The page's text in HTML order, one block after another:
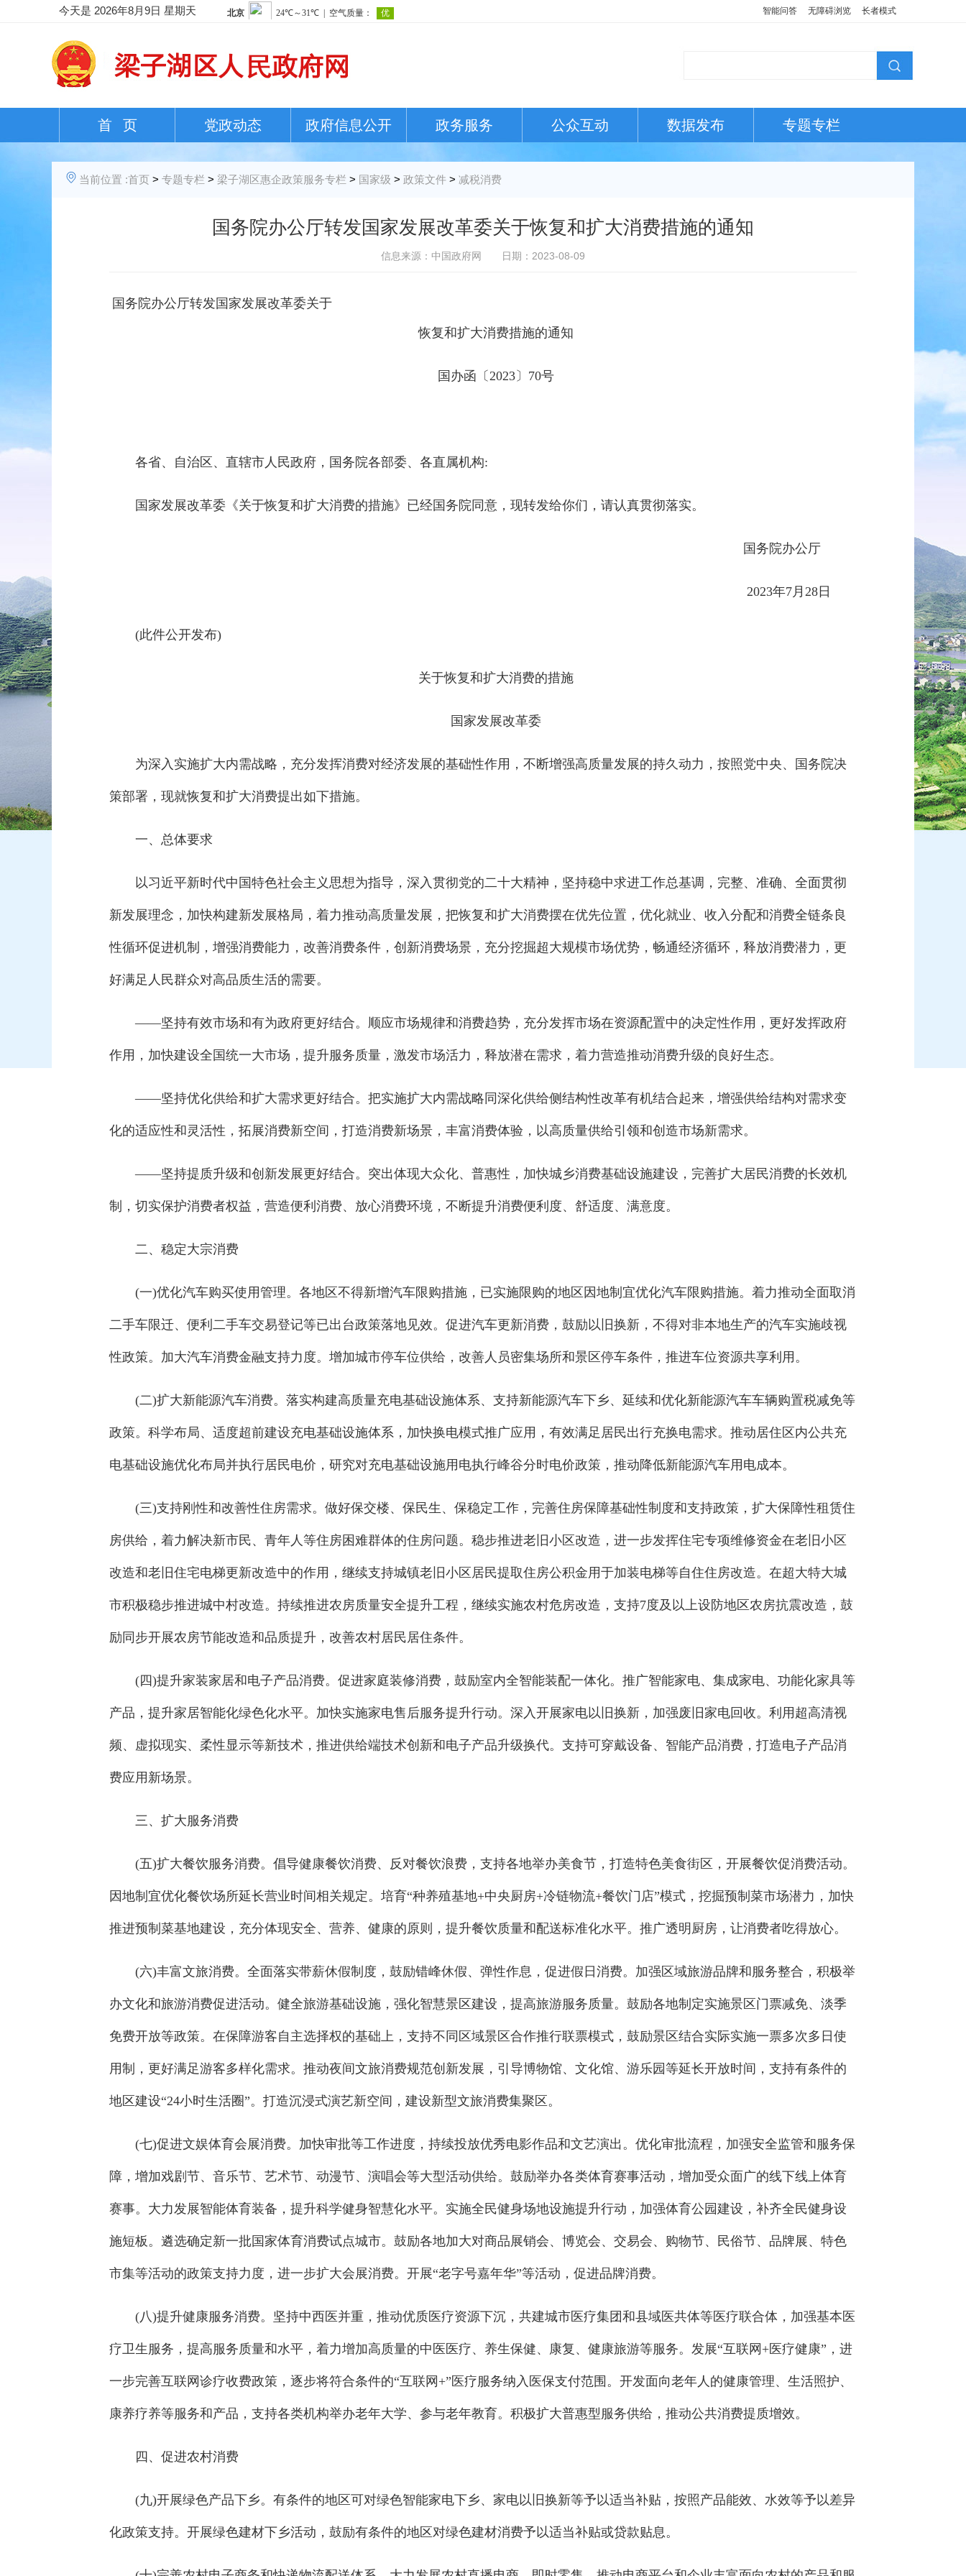
今天是 2026年8月9日 星期天 智能问答 无障碍浏览 长者模式
首 页 党政动态 政府信息公开 政务服务 公众互动 数据发布 专题专栏
当前位置 :首页 > 专题专栏 > 梁子湖区惠企政策服务专栏 > 国家级 > 政策文件 > 减税消费
国务院办公厅转发国家发展改革委关于恢复和扩大消费措施的通知
信息来源：中国政府网 日期：2023-08-09
国务院办公厅转发国家发展改革委关于
恢复和扩大消费措施的通知
国办函〔2023〕70号
各省、自治区、直辖市人民政府，国务院各部委、各直属机构:
国家发展改革委《关于恢复和扩大消费的措施》已经国务院同意，现转发给你们，请认真贯彻落实。
国务院办公厅
2023年7月28日
(此件公开发布)
关于恢复和扩大消费的措施
国家发展改革委
为深入实施扩大内需战略，充分发挥消费对经济发展的基础性作用，不断增强高质量发展的持久动力，按照党中央、国务院决
策部署，现就恢复和扩大消费提出如下措施。
一、总体要求
以习近平新时代中国特色社会主义思想为指导，深入贯彻党的二十大精神，坚持稳中求进工作总基调，完整、准确、全面贯彻
新发展理念，加快构建新发展格局，着力推动高质量发展，把恢复和扩大消费摆在优先位置，优化就业、收入分配和消费全链条良
性循环促进机制，增强消费能力，改善消费条件，创新消费场景，充分挖掘超大规模市场优势，畅通经济循环，释放消费潜力，更
好满足人民群众对高品质生活的需要。
——坚持有效市场和有为政府更好结合。顺应市场规律和消费趋势，充分发挥市场在资源配置中的决定性作用，更好发挥政府
作用，加快建设全国统一大市场，提升服务质量，激发市场活力，释放潜在需求，着力营造推动消费升级的良好生态。
——坚持优化供给和扩大需求更好结合。把实施扩大内需战略同深化供给侧结构性改革有机结合起来，增强供给结构对需求变
化的适应性和灵活性，拓展消费新空间，打造消费新场景，丰富消费体验，以高质量供给引领和创造市场新需求。
——坚持提质升级和创新发展更好结合。突出体现大众化、普惠性，加快城乡消费基础设施建设，完善扩大居民消费的长效机
制，切实保护消费者权益，营造便利消费、放心消费环境，不断提升消费便利度、舒适度、满意度。
二、稳定大宗消费
(一)优化汽车购买使用管理。各地区不得新增汽车限购措施，已实施限购的地区因地制宜优化汽车限购措施。着力推动全面取消
二手车限迁、便利二手车交易登记等已出台政策落地见效。促进汽车更新消费，鼓励以旧换新，不得对非本地生产的汽车实施歧视
性政策。加大汽车消费金融支持力度。增加城市停车位供给，改善人员密集场所和景区停车条件，推进车位资源共享利用。
(二)扩大新能源汽车消费。落实构建高质量充电基础设施体系、支持新能源汽车下乡、延续和优化新能源汽车车辆购置税减免等
政策。科学布局、适度超前建设充电基础设施体系，加快换电模式推广应用，有效满足居民出行充换电需求。推动居住区内公共充
电基础设施优化布局并执行居民电价，研究对充电基础设施用电执行峰谷分时电价政策，推动降低新能源汽车用电成本。
(三)支持刚性和改善性住房需求。做好保交楼、保民生、保稳定工作，完善住房保障基础性制度和支持政策，扩大保障性租赁住
房供给，着力解决新市民、青年人等住房困难群体的住房问题。稳步推进老旧小区改造，进一步发挥住宅专项维修资金在老旧小区
改造和老旧住宅电梯更新改造中的作用，继续支持城镇老旧小区居民提取住房公积金用于加装电梯等自住住房改造。在超大特大城
市积极稳步推进城中村改造。持续推进农房质量安全提升工程，继续实施农村危房改造，支持7度及以上设防地区农房抗震改造，鼓
励同步开展农房节能改造和品质提升，改善农村居民居住条件。
(四)提升家装家居和电子产品消费。促进家庭装修消费，鼓励室内全智能装配一体化。推广智能家电、集成家电、功能化家具等
产品，提升家居智能化绿色化水平。加快实施家电售后服务提升行动。深入开展家电以旧换新，加强废旧家电回收。利用超高清视
频、虚拟现实、柔性显示等新技术，推进供给端技术创新和电子产品升级换代。支持可穿戴设备、智能产品消费，打造电子产品消
费应用新场景。
三、扩大服务消费
(五)扩大餐饮服务消费。倡导健康餐饮消费、反对餐饮浪费，支持各地举办美食节，打造特色美食街区，开展餐饮促消费活动。
因地制宜优化餐饮场所延长营业时间相关规定。培育“种养殖基地+中央厨房+冷链物流+餐饮门店”模式，挖掘预制菜市场潜力，加快
推进预制菜基地建设，充分体现安全、营养、健康的原则，提升餐饮质量和配送标准化水平。推广透明厨房，让消费者吃得放心。
(六)丰富文旅消费。全面落实带薪休假制度，鼓励错峰休假、弹性作息，促进假日消费。加强区域旅游品牌和服务整合，积极举
办文化和旅游消费促进活动。健全旅游基础设施，强化智慧景区建设，提高旅游服务质量。鼓励各地制定实施景区门票减免、淡季
免费开放等政策。在保障游客自主选择权的基础上，支持不同区域景区合作推行联票模式，鼓励景区结合实际实施一票多次多日使
用制，更好满足游客多样化需求。推动夜间文旅消费规范创新发展，引导博物馆、文化馆、游乐园等延长开放时间，支持有条件的
地区建设“24小时生活圈”。打造沉浸式演艺新空间，建设新型文旅消费集聚区。
(七)促进文娱体育会展消费。加快审批等工作进度，持续投放优秀电影作品和文艺演出。优化审批流程，加强安全监管和服务保
障，增加戏剧节、音乐节、艺术节、动漫节、演唱会等大型活动供给。鼓励举办各类体育赛事活动，增加受众面广的线下线上体育
赛事。大力发展智能体育装备，提升科学健身智慧化水平。实施全民健身场地设施提升行动，加强体育公园建设，补齐全民健身设
施短板。遴选确定新一批国家体育消费试点城市。鼓励各地加大对商品展销会、博览会、交易会、购物节、民俗节、品牌展、特色
市集等活动的政策支持力度，进一步扩大会展消费。开展“老字号嘉年华”等活动，促进品牌消费。
(八)提升健康服务消费。坚持中西医并重，推动优质医疗资源下沉，共建城市医疗集团和县域医共体等医疗联合体，加强基本医
疗卫生服务，提高服务质量和水平，着力增加高质量的中医医疗、养生保健、康复、健康旅游等服务。发展“互联网+医疗健康”，进
一步完善互联网诊疗收费政策，逐步将符合条件的“互联网+”医疗服务纳入医保支付范围。开发面向老年人的健康管理、生活照护、
康养疗养等服务和产品，支持各类机构举办老年大学、参与老年教育。积极扩大普惠型服务供给，推动公共消费提质增效。
四、促进农村消费
(九)开展绿色产品下乡。有条件的地区可对绿色智能家电下乡、家电以旧换新等予以适当补贴，按照产品能效、水效等予以差异
化政策支持。开展绿色建材下乡活动，鼓励有条件的地区对绿色建材消费予以适当补贴或贷款贴息。